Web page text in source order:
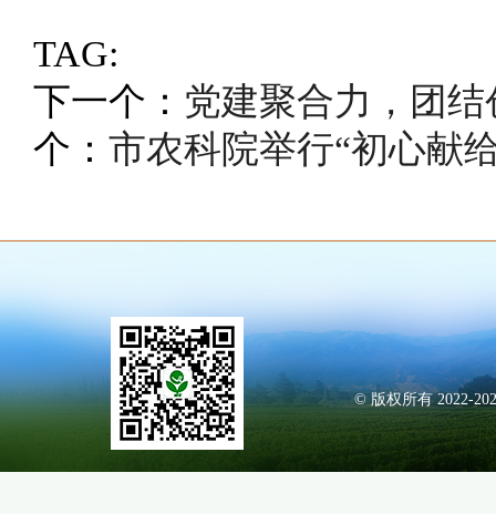
TAG:
下一个： 党建聚合力，团
个： 市农科院举行“初心献
© 版权所有 2022-